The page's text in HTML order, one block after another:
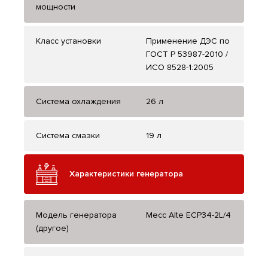
мощности
Класс установки
Применение ДЭС по
ГОСТ Р 53987-2010 /
ИСО 8528-1:2005
Система охлаждения 26 л
Система смазки 19 л
Характеристики генератора
Модель генератора
(другое)
Mecc Alte ЕСР34-2L/4